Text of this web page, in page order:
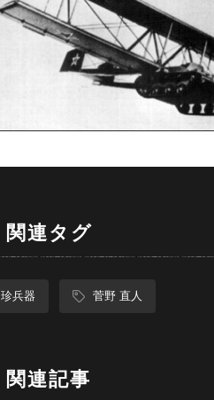
関連タグ
珍兵器 菅野 直人
関連記事